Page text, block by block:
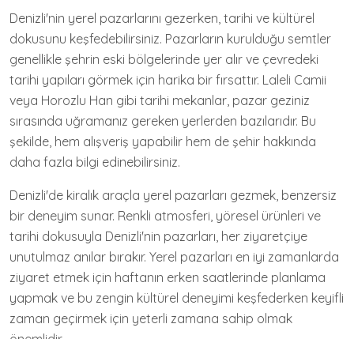
Denizli'nin yerel pazarlarını gezerken, tarihi ve kültürel
dokusunu keşfedebilirsiniz. Pazarların kurulduğu semtler
genellikle şehrin eski bölgelerinde yer alır ve çevredeki
tarihi yapıları görmek için harika bir fırsattır. Laleli Camii
veya Horozlu Han gibi tarihi mekanlar, pazar geziniz
sırasında uğramanız gereken yerlerden bazılarıdır. Bu
şekilde, hem alışveriş yapabilir hem de şehir hakkında
daha fazla bilgi edinebilirsiniz.
Denizli'de kiralık araçla yerel pazarları gezmek, benzersiz
bir deneyim sunar. Renkli atmosferi, yöresel ürünleri ve
tarihi dokusuyla Denizli'nin pazarları, her ziyaretçiye
unutulmaz anılar bırakır. Yerel pazarları en iyi zamanlarda
ziyaret etmek için haftanın erken saatlerinde planlama
yapmak ve bu zengin kültürel deneyimi keşfederken keyifli
zaman geçirmek için yeterli zamana sahip olmak